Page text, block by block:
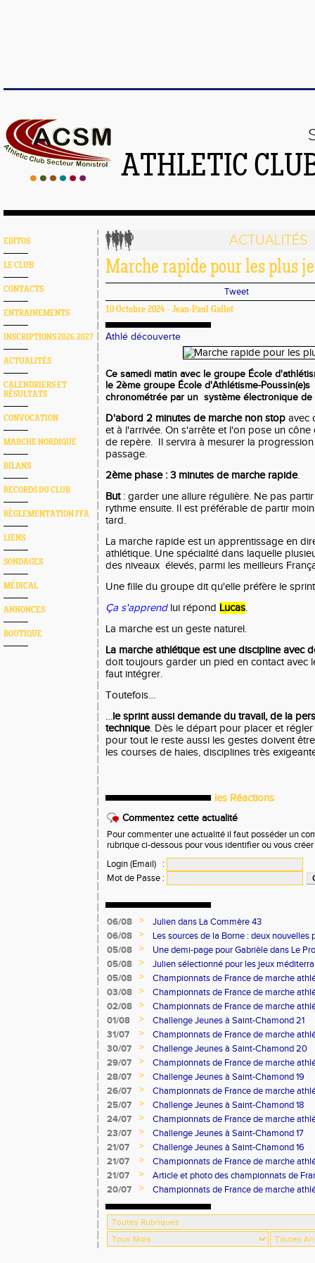
ATHLETIC
EDITOS
LE CLUB
CONTACTS
ENTRAINEMENTS
INSCRIPTIONS 2026.2027
ACTUALITÉS
CALENDRIERS ET
RÉSULTATS
CONVOCATION
MARCHE NORDIQUE
BILANS
RECORDS DU CLUB
RÈGLEMENTATION FFA
LIENS
SONDAGES
MÉDICAL
ANNONCES
BOUTIQUE
ACTUALITÉS
Marche rapide pour les plus
Tweet
10 Octobre 2024 - Jean-Paul Gallot
Athlé découverte
Ce samedi matin avec le groupe École
le 2ème groupe École d'Athlétisme-
chronométrée par un système électronique de
D'abord 2 minutes de marche non stop avec
et à l'arrivée. On s'arrête et l'on pose un
de repère. Il servira à mesurer la
passage.
2ème phase : 3 minutes de marche rapide.
But : garder une allure régulière. Ne pas
rythme ensuite. Il est préférable de partir
tard.
La marche rapide est un apprentissage en
athlétique. Une spécialité dans laquelle
des niveaux élevés, parmi les meilleurs
Une fille du groupe dit qu'elle préfère le
Ça s'apprendlui répond Lucas.
La marche est un geste naturel.
La marche athlétique est une discipline avec
doit toujours garder un pied en contact avec
faut intégrer.
Toutefois…
…le sprint aussi demande du travail, de la
technique. Dès le départ pour placer et
pour tout le reste aussi les gestes doivent
les courses de haies, disciplines très
les Réactions
Commentez cette actualité
Pour commenter une actualité il faut posséder un
rubrique ci-dessous pour vous identifier ou vous
Login (Email)
:
Mot de Passe :
06/08 >
Julien dans La Commère 43
06/08
>
Les sources de la Borne : deux nouvelles
05/08
>
Une demi-page pour Gabrièle dans Le
05/08
>
Julien sélectionné pour les jeux
05/08
>
Championnats de France de marche
03/08
>
Championnats de France de marche
02/08
>
Championnats de France de marche
01/08
>
Challenge Jeunes à Saint-Chamond 21
31/07
>
Championnats de France de marche
30/07
>
Challenge Jeunes à Saint-Chamond 20
29/07
>
Championnats de France de marche
28/07
>
Challenge Jeunes à Saint-Chamond 19
26/07
>
Championnats de France de marche
25/07
>
Challenge Jeunes à Saint-Chamond 18
24/07
>
Championnats de France de marche
23/07
>
Challenge Jeunes à Saint-Chamond 17
21/07
>
Challenge Jeunes à Saint-Chamond 16
21/07
>
Championnats de France de marche
21/07
>
Article et photo des championnats de
Progrès
20/07 > Championnats de France de marche